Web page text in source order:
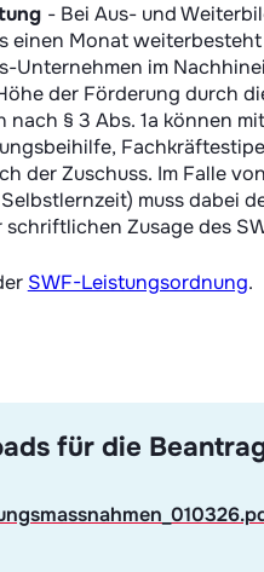
- Bei Aus- und
einen Monat
Unternehmen im
der Förderung durch
nach § 3 Abs. 1a können
der Zuschuss. Im Falle
muss dabei
Zusage des
SWF-Leistungsordnung.
für die